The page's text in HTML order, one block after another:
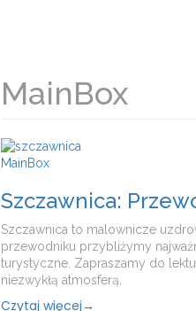
MainBox
MainBox
Szczawnica:
Szczawnica to malownicze
przewodniku przybliżymy
turystyczne. Zapraszamy do
niezwykłą atmosferą,
Czytaj więcej→